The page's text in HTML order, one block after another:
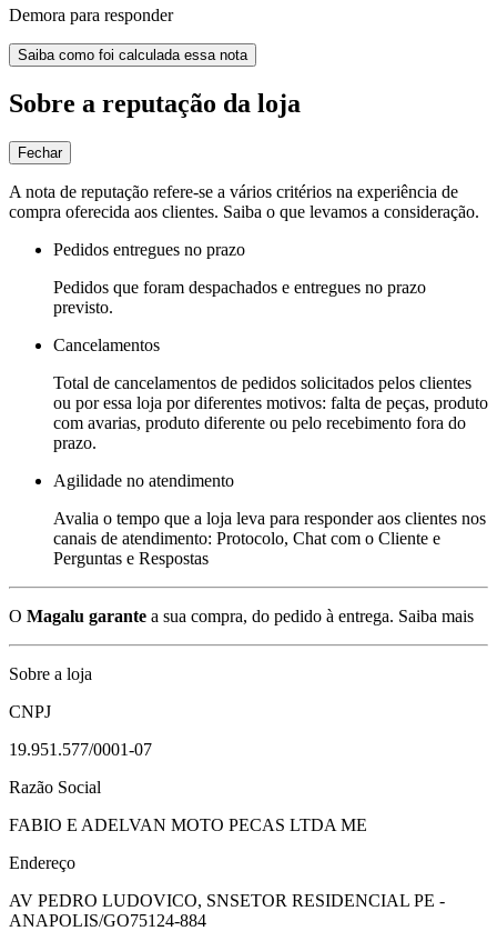
Demora para responder
Saiba como foi calculada essa nota
Sobre a reputação da loja
Fechar
A nota de reputação refere-se a vários critérios na experiência de
compra oferecida aos clientes. Saiba o que levamos a consideração.
Pedidos entregues no prazo
Pedidos que foram despachados e entregues no prazo
previsto.
Cancelamentos
Total de cancelamentos de pedidos solicitados pelos clientes
ou por essa loja por diferentes motivos: falta de peças, produto
com avarias, produto diferente ou pelo recebimento fora do
prazo.
Agilidade no atendimento
Avalia o tempo que a loja leva para responder aos clientes nos
canais de atendimento: Protocolo, Chat com o Cliente e
Perguntas e Respostas
O Magalu garante a sua compra, do pedido à entrega. Saiba mais
Sobre a loja
CNPJ
19.951.577/0001-07
Razão Social
FABIO E ADELVAN MOTO PECAS LTDA ME
Endereço
AV PEDRO LUDOVICO, SNSETOR RESIDENCIAL PE -
ANAPOLIS/GO75124-884